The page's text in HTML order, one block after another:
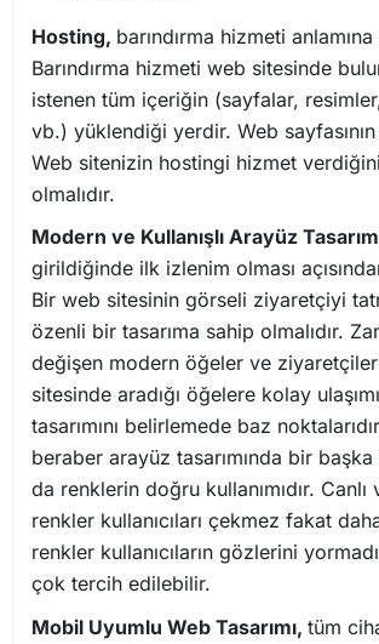
Hosting, barındırma hizmeti
Barındırma hizmeti web sitesinde
istenen tüm içeriğin (sayfalar,
vb.) yüklendiği yerdir. Web
Web sitenizin hostingi hizmet
olmalıdır.
Modern ve Kullanışlı Arayüz
girildiğinde ilk izlenim olması
Bir web sitesinin görseli ziyaretçiyi
özenli bir tasarıma sahip olmalıdır.
değişen modern öğeler ve
sitesinde aradığı öğelere kolay
tasarımını belirlemede baz
beraber arayüz tasarımında bir
da renklerin doğru kullanımıdır. Canlı
renkler kullanıcıları çekmez fakat
renkler kullanıcıların gözlerini
çok tercih edilebilir.
Mobil Uyumlu Web Tasarımı, tüm